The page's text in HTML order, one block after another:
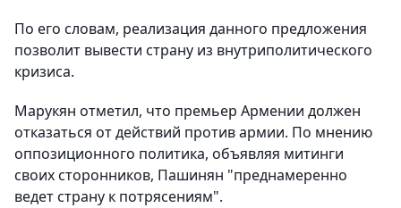
По его словам, реализация данного предложения
позволит вывести страну из внутриполитического
кризиса.
Марукян отметил, что премьер Армении должен
отказаться от действий против армии. По мнению
оппозиционного политика, объявляя митинги
своих сторонников, Пашинян "преднамеренно
ведет страну к потрясениям".